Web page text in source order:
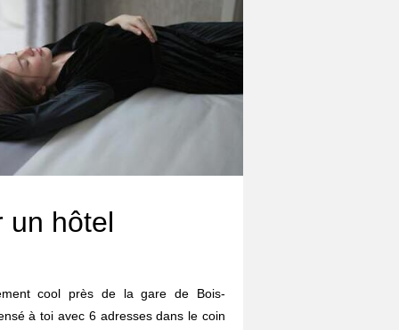
un hôtel
cool près de la gare de Bois-
à toi avec 6 adresses dans le coin